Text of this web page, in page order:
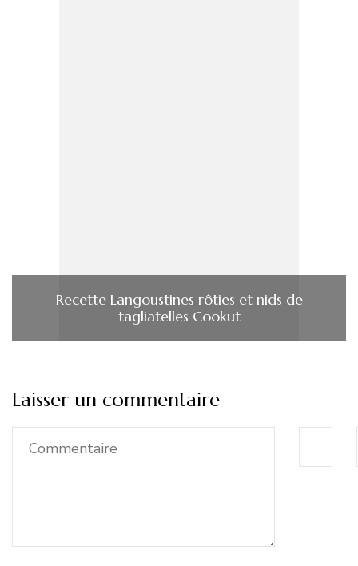
Recette Langoustines rôties et nids de
tagliatelles Cookut
Laisser un commentaire